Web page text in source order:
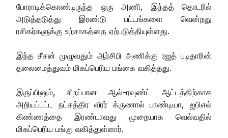
போராடிக்கொண்டிருந்த ஒரு அணி, இந்தத் தொடரில்
அடுத்தடுத்து இரண்டு பட்டங்களை வென்றது
ரசிகர்களுக்கு உற்சாகத்தை ஏற்படுத்தியுள்ளது.
இந்த சீசன் முழுவதும் ஆர்சிபி அணிக்கு ரஜத் படிதாரின்
தலைமைத்துவம் மிகப்பெரிய பங்கை வகித்தது.
இருப்பினும், சிறப்பான ஆல்-ரவுண்ட் ஆட்டத்திற்காக
அறியப்பட்ட நட்சத்திர வீரர் க்ருணால் பாண்டியா, ஐபிஎல்
கிண்ணத்தை இரண்டாவது முறையாக வெல்வதில்
மிகப்பெரிய பங்கு வகித்துள்ளார்.